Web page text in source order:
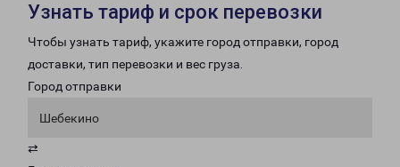
Узнать тариф и срок перевозки
Чтобы узнать тариф, укажите город отправки, город
доставки, тип перевозки и вес груза.
Город отправки
Шебекино
⇄